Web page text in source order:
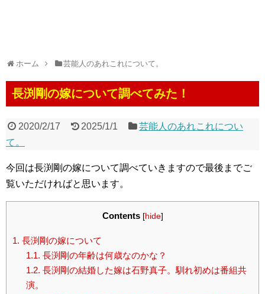
ホーム 芸能人のあれこれについて。
長渕剛の嫁について調べてみた！
2020/2/17 2025/1/1
芸能人のあれこれについ
て。
今回は長渕剛の嫁について調べていきますので最後までご
覧いただければと思います。
Contents [hide]
1. 長渕剛の嫁について
1.1. 長渕剛の年齢は何歳なのかな？
1.2. 長渕剛の結婚した嫁は石野真子。馴れ初めは番組共
演。